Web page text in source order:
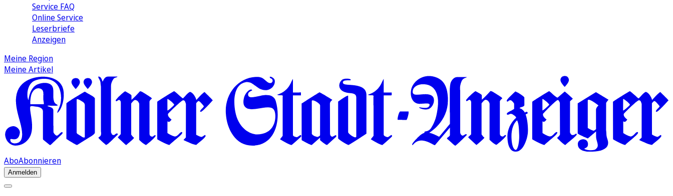
Service FAQ
Online Service
Leserbriefe
Anzeigen
Meine Region
Meine Artikel
AboAbonnieren
Anmelden